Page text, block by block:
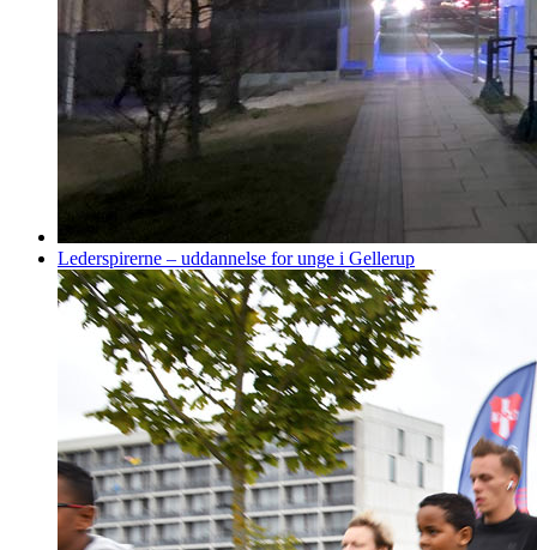
Lederspirerne – uddannelse for unge i Gellerup